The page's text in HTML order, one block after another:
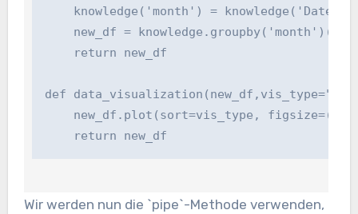
knowledge('month') =
new_df =
    return new_df
def
new_df.plot(sort=vis_type,
    return new_df
Wir werden nun die `pipe`-Methode verwenden,